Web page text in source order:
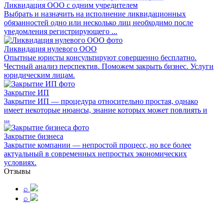
Ликвидация ООО с одним учредителем
Выбрать и назначить на исполнение ликвидационных
обязанностей одно или несколько лиц необходимо после
уведомления регистрирующего ...
Ликвидация нулевого ООО
Опытные юристы консультируют совершенно бесплатно.
Честный анализ перспектив. Поможем закрыть бизнес. Услуги
юридическим лицам.
Закрытие ИП
Закрытие ИП — процедура относительно простая, однако
имеет некоторые нюансы, знание которых может повлиять и
...
Закрытие бизнеса
Закрытие компании — непростой процесс, но все более
актуальный в современных непростых экономических
условиях.
Отзывы
⌕
⌕